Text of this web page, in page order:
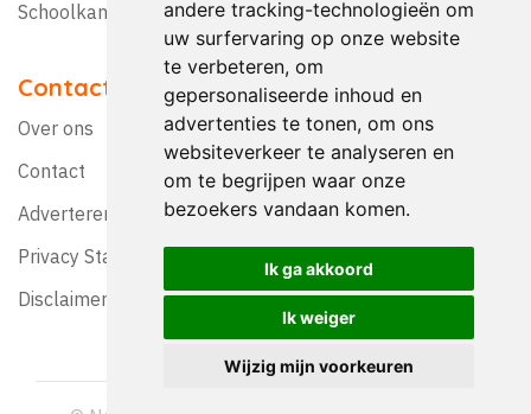
andere tracking-technologieën om
uw surfervaring op onze website
te verbeteren, om
gepersonaliseerde inhoud en
advertenties te tonen, om ons
websiteverkeer te analyseren en
om te begrijpen waar onze
bezoekers vandaan komen.
Ik ga akkoord
Ik weiger
Wijzig mijn voorkeuren
Schoolkamptips
Contact
Over ons
Contact
Adverteren?
Privacy Statement
Disclaimer